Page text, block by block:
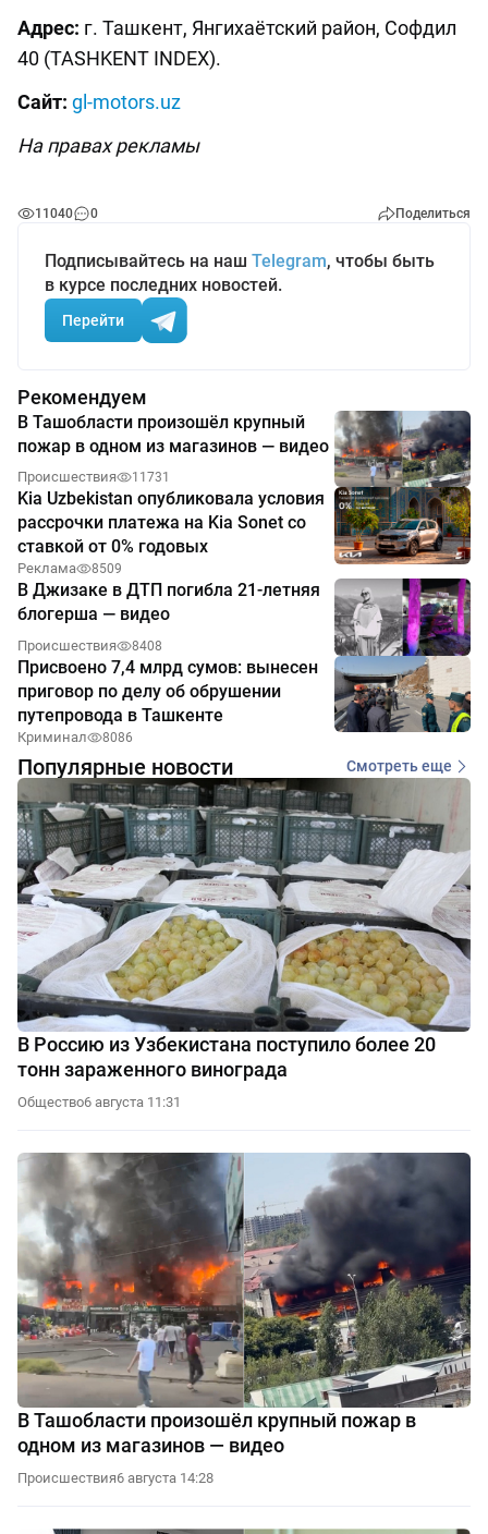
Адрес: г. Ташкент, Янгихаётский район, Софдил
40 (TASHKENT INDEX).
Сайт: gl-motors.uz
На правах рекламы
11040 0 Поделиться
Подписывайтесь на наш Telegram, чтобы быть
в курсе последних новостей.
Перейти
Рекомендуем
В Ташобласти произошёл крупный
пожар в одном из магазинов — видео
Происшествия 11731
Kia Uzbekistan опубликовала условия
рассрочки платежа на Kia Sonet со
ставкой от 0% годовых
Реклама 8509
В Джизаке в ДТП погибла 21-летняя
блогерша — видео
Происшествия 8408
Присвоено 7,4 млрд сумов: вынесен
приговор по делу об обрушении
путепровода в Ташкенте
Криминал 8086
Популярные новости Смотреть еще
В Россию из Узбекистана поступило более 20
тонн зараженного винограда
Общество6 августа 11:31
В Ташобласти произошёл крупный пожар в
одном из магазинов — видео
Происшествия6 августа 14:28